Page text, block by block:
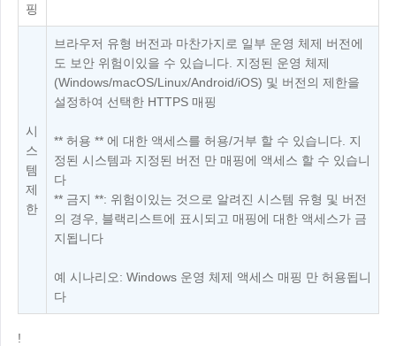
핑
시
스
템
제
한
브라우저 유형 버전과 마찬가지로 일부 운영 체제 버전에
도 보안 위험이있을 수 있습니다. 지정된 운영 체제
(Windows/macOS/Linux/Android/iOS) 및 버전의 제한을
설정하여 선택한 HTTPS 매핑
** 허용 ** 에 대한 액세스를 허용/거부 할 수 있습니다. 지
정된 시스템과 지정된 버전 만 매핑에 액세스 할 수 있습니
다
** 금지 **: 위험이있는 것으로 알려진 시스템 유형 및 버전
의 경우, 블랙리스트에 표시되고 매핑에 대한 액세스가 금
지됩니다
예 시나리오: Windows 운영 체제 액세스 매핑 만 허용됩니
다
!